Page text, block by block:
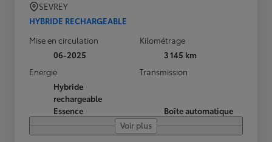
SEVREY
HYBRIDE RECHARGEABLE
Mise en circulation
06-2025
Kilométrage
3 145 km
Energie
Hybride
rechargeable
Essence
Transmission
Boîte automatique
Voir plus